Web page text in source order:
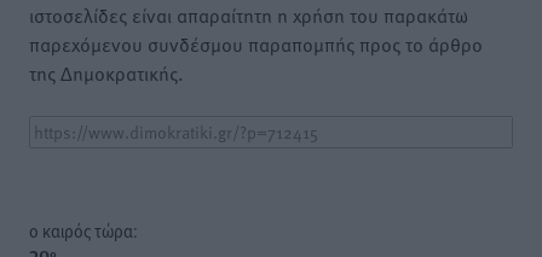
ιστοσελίδες είναι απαραίτητη η χρήση του παρακάτω
παρεχόμενου συνδέσμου παραπομπής προς το άρθρο
της Δημοκρατικής.
o καιρός τώρα: